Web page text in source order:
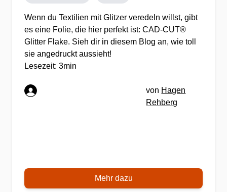
Wenn du Textilien mit Glitzer veredeln willst, gibt
es eine Folie, die hier perfekt ist: CAD-CUT®
Glitter Flake. Sieh dir in diesem Blog an, wie toll
sie angedruckt aussieht!
Lesezeit: 3min
von Hagen
Rehberg
Mehr dazu